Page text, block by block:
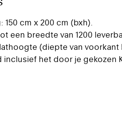
150 cm x 200 cm (bxh).
een breedte van 1200
(diepte van voorkant
inclusief het door je gekozen